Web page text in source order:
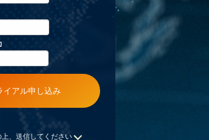
上、送信してください